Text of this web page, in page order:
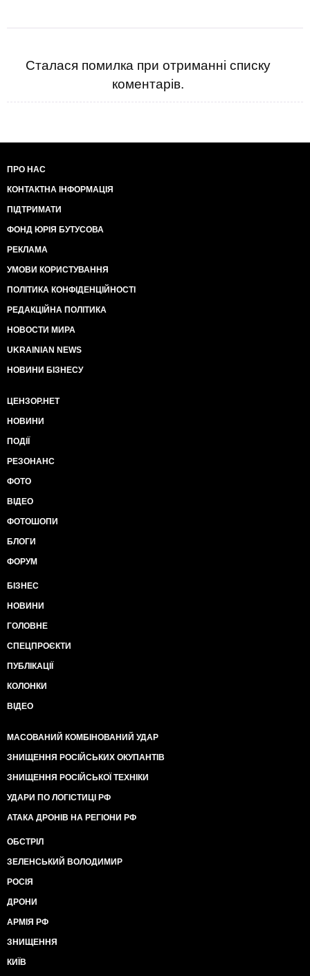
Сталася помилка при отриманні списку
коментарів.
ПРО НАС
КОНТАКТНА ІНФОРМАЦІЯ
ПІДТРИМАТИ
ФОНД ЮРІЯ БУТУСОВА
РЕКЛАМА
УМОВИ КОРИСТУВАННЯ
ПОЛІТИКА КОНФІДЕНЦІЙНОСТІ
РЕДАКЦІЙНА ПОЛІТИКА
НОВОСТИ МИРА
UKRAINIAN NEWS
НОВИНИ БІЗНЕСУ
ЦЕНЗОР.НЕТ
НОВИНИ
ПОДІЇ
РЕЗОНАНС
ФОТО
ВІДЕО
ФОТОШОПИ
БЛОГИ
ФОРУМ
БІЗНЕС
НОВИНИ
ГОЛОВНЕ
СПЕЦПРОЄКТИ
ПУБЛІКАЦІЇ
КОЛОНКИ
ВІДЕО
МАСОВАНИЙ КОМБІНОВАНИЙ УДАР
ЗНИЩЕННЯ РОСІЙСЬКИХ ОКУПАНТІВ
ЗНИЩЕННЯ РОСІЙСЬКОЇ ТЕХНІКИ
УДАРИ ПО ЛОГІСТИЦІ РФ
АТАКА ДРОНІВ НА РЕГІОНИ РФ
ОБСТРІЛ
ЗЕЛЕНСЬКИЙ ВОЛОДИМИР
РОСІЯ
ДРОНИ
АРМІЯ РФ
ЗНИЩЕННЯ
КИЇВ